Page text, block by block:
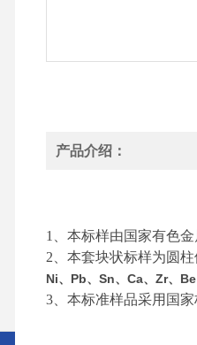
产品介绍：
1
、本标样由国家有色
2 、本套块状标样为圆
Ni、 Pb、 Sn、 Ca、 Zr、 Be
3 、本标准样品采用国